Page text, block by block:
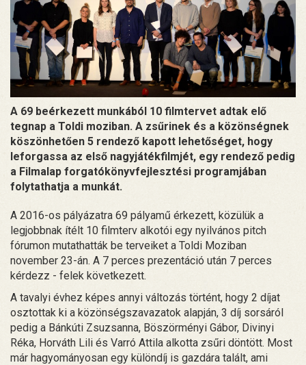
A 69 beérkezett munkából 10 filmtervet adtak elő
tegnap a Toldi moziban. A zsűrinek és a közönségnek
köszönhetően 5 rendező kapott lehetőséget, hogy
leforgassa az első nagyjátékfilmjét, egy rendező pedig
a Filmalap forgatókönyvfejlesztési programjában
folytathatja a munkát.
A 2016-os pályázatra 69 pályamű érkezett, közülük a
legjobbnak ítélt 10 filmterv alkotói egy nyilvános pitch
fórumon mutathatták be terveiket a Toldi Moziban
november 23-án. A 7 perces prezentáció után 7 perces
kérdezz - felek következett.
A tavalyi évhez képes annyi változás történt, hogy 2 díjat
osztottak ki a közönségszavazatok alapján, 3 díj sorsáról
pedig a Bánkúti Zsuzsanna, Böszörményi Gábor, Divinyi
Réka, Horváth Lili és Varró Attila alkotta zsűri döntött. Most
már hagyományosan egy különdíj is gazdára talált, ami